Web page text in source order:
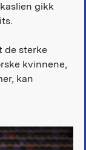
gikk
de sterke
kvinnene,
kan